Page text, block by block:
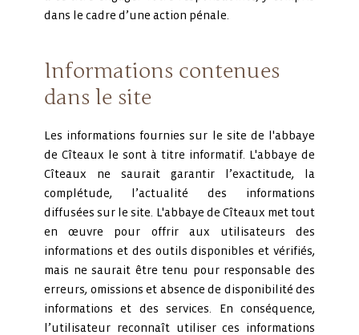
dans le cadre d’une action pénale.
Informations contenues
dans le site
Les informations fournies sur le site de l'abbaye
de Cîteaux le sont à titre informatif. L'abbaye de
Cîteaux ne saurait garantir l’exactitude, la
complétude, l’actualité des informations
diffusées sur le site. L'abbaye de Cîteaux met tout
en œuvre pour offrir aux utilisateurs des
informations et des outils disponibles et vérifiés,
mais ne saurait être tenu pour responsable des
erreurs, omissions et absence de disponibilité des
informations et des services. En conséquence,
l’utilisateur reconnaît utiliser ces informations